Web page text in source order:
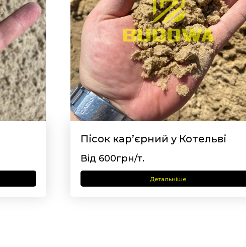
Пісок кар’єрний у Котельві
Від 600грн/т.
Детальніше